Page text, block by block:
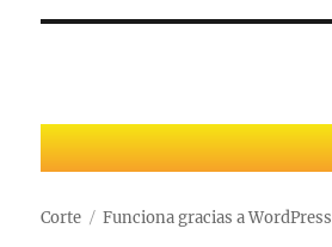
Corte Funciona gracias a WordPress